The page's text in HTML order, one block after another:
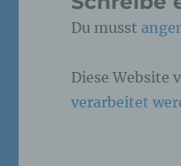
Du musst
Diese Website
verarbeitet